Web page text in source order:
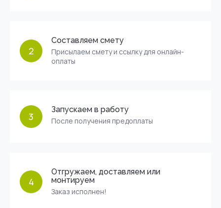
2
Составляем смету
Присылаем смету и ссылку для онлайн-
оплаты
3
Запускаем в работу
После получения предоплаты
4
Отгружаем, доставляем или
монтируем
Заказ исполнен!